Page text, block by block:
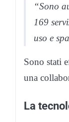
“Sono
169
uso e
Sono stati
una
La